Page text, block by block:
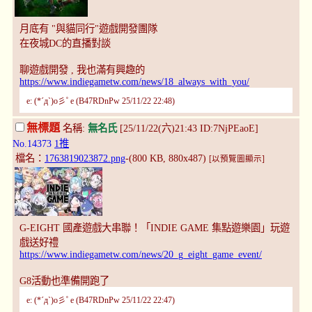
月底有 "與貓同行"遊戲開發團隊
在夜城DC的直播對談
聊遊戲開發 , 我也滿有興趣的
https://www.indiegametw.com/news/18_always_with_you/
e: (*´д`)o彡ﾟe (B47RDnPw 25/11/22 22:48)
無標題名稱: 無名氏[25/11/22(六)21:43 ID:7NjPEaoE]
No.14373 1推
檔名： 1763819023872.png-(800 KB, 880x487) [以預覽圖顯示]
G-EIGHT 國產遊戲大串聯！「INDIE GAME 集點遊樂園」玩遊
戲送好禮
https://www.indiegametw.com/news/20_g_eight_game_event/
G8活動也準備開跑了
e: (*´д`)o彡ﾟe (B47RDnPw 25/11/22 22:47)